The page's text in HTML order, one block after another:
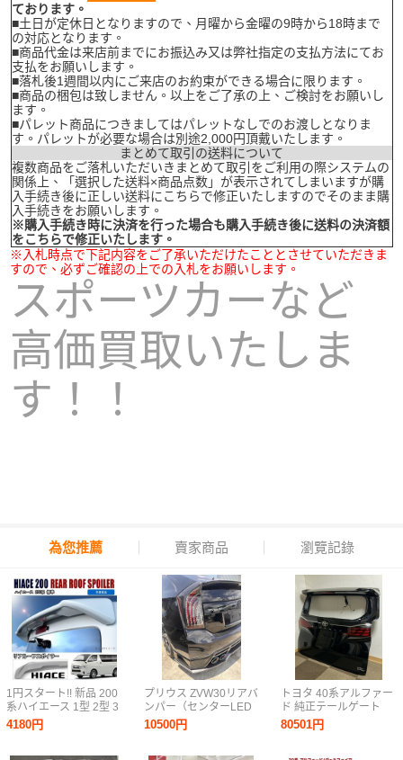
ております。
■土日が定休日となりますので、月曜から金曜の9時から18時まで
の対応となります。
■商品代金は来店前までにお振込み又は弊社指定の支払方法にてお
支払をお願いします。
■落札後1週間以内にご来店のお約束ができる場合に限ります。
■商品の梱包は致しません。以上をご了承の上、ご検討をお願いし
ます。
■パレット商品につきましてはパレットなしでのお渡しとなりま
す。パレットが必要な場合は別途2,000円頂戴いたします。
まとめて取引の送料について
複数商品をご落札いただいきまとめて取引をご利用の際システムの
関係上、「選択した送料×商品点数」が表示されてしまいますが購
入手続き後に正しい送料にこちらで修正いたしますのでそのまま購
入手続きをお願いします。
※購入手続き時に決済を行った場合も購入手続き後に送料の決済額
をこちらで修正いたします。
※入札時点で下記内容をご了承いただけたこととさせていただきま
すので、必ずご確認の上での入札をお願いします。
スポーツカーなど
高価買取いたしま
す！！
為您推薦 賣家商品 瀏覽記錄
1円スタート!! 新品 200
系ハイエース 1型 2型 3
型 4型 5型 標準 リア ゲ
ート ルーフ スポイラー
4180円
プリウス ZVW30リアバ
ンパー（センターLED
バックフォグランプ付
き）KUHL RACING
10500円
トヨタ 40系アルファー
ド 純正テールゲート
（バックドア） リアビ
ューカメラ付き
80501円